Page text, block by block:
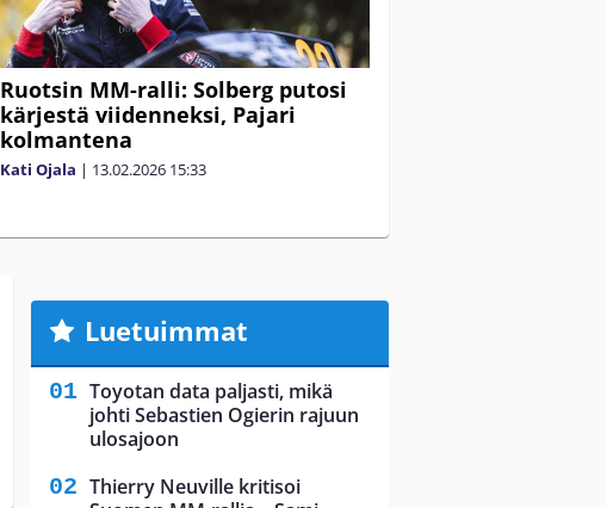
Ruotsin MM-ralli: Solberg putosi
kärjestä viidenneksi, Pajari
kolmantena
Kati Ojala | 13.02.2026 15:33
Luetuimmat
Toyotan data paljasti, mikä
johti Sebastien Ogierin rajuun
ulosajoon
Thierry Neuville kritisoi